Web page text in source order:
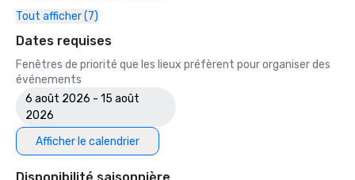
2023
• Magazine de voyage et de loisirs - Meilleur hôtel de SF
Tout afficher (7)
Dates requises
Fenêtres de priorité que les lieux préfèrent pour organiser des
événements
6 août 2026 - 15 août
2026
Afficher le calendrier